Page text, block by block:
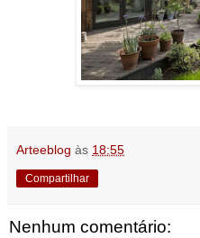
Arteeblog às 18:55
Compartilhar
Nenhum comentário: